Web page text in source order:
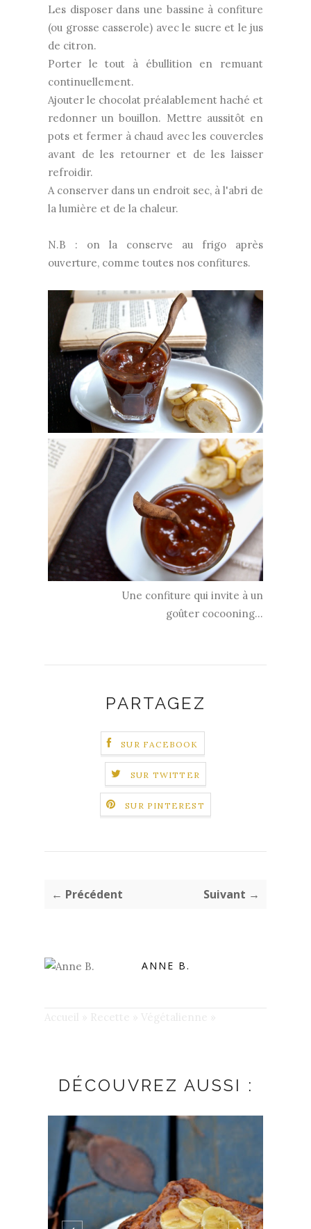
Les disposer dans une bassine à confiture
(ou grosse casserole) avec le sucre et le jus
de citron.
Porter le tout à ébullition en remuant
continuellement.
Ajouter le chocolat préalablement haché et
redonner un bouillon. Mettre aussitôt en
pots et fermer à chaud avec les couvercles
avant de les retourner et de les laisser
refroidir.
A conserver dans un endroit sec, à l'abri de
la lumière et de la chaleur.
N.B : on la conserve au frigo après
ouverture, comme toutes nos confitures.
Une confiture qui invite à un
goûter cocooning...
PARTAGEZ
SUR FACEBOOK
SUR TWITTER
SUR PINTEREST
← Précédent Suivant →
ANNE B.
DÉCOUVREZ AUSSI :